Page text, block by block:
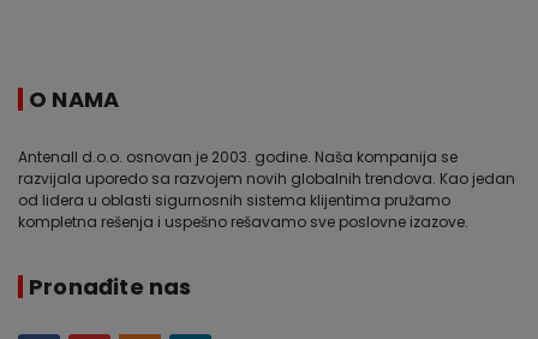
O NAMA
Antenall d.o.o. osnovan je 2003. godine. Naša kompanija se
razvijala uporedo sa razvojem novih globalnih trendova. Kao jedan
od lidera u oblasti sigurnosnih sistema klijentima pružamo
kompletna rešenja i uspešno rešavamo sve poslovne izazove.
Pronađite nas